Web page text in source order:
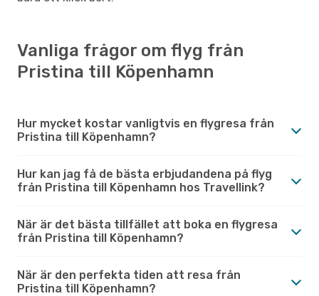
Vanliga frågor om flyg från
Pristina till Köpenhamn
Hur mycket kostar vanligtvis en flygresa från
Pristina till Köpenhamn?
Hur kan jag få de bästa erbjudandena på flyg
från Pristina till Köpenhamn hos Travellink?
När är det bästa tillfället att boka en flygresa
från Pristina till Köpenhamn?
När är den perfekta tiden att resa från
Pristina till Köpenhamn?